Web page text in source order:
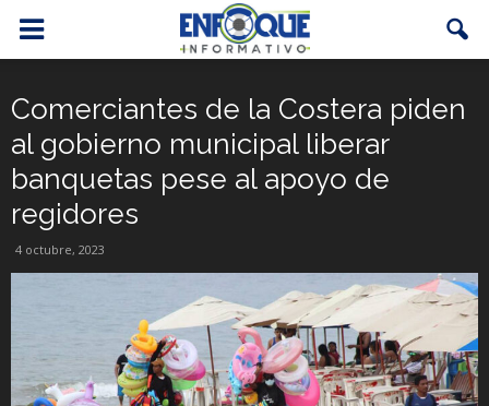
Comerciantes de la Costera piden
al gobierno municipal liberar
banquetas pese al apoyo de
regidores
4 octubre, 2023